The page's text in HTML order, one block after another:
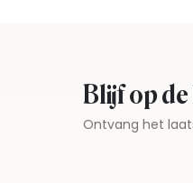
Blijf op
Ontvang het